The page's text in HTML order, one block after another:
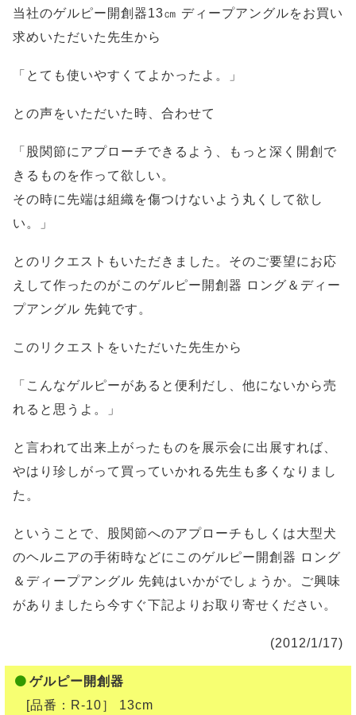
当社のゲルピー開創器13㎝ ディープアングルをお買い
求めいただいた先生から
「とても使いやすくてよかったよ。」
との声をいただいた時、合わせて
「股関節にアプローチできるよう、もっと深く開創で
きるものを作って欲しい。
その時に先端は組織を傷つけないよう丸くして欲し
い。」
とのリクエストもいただきました。そのご要望にお応
えして作ったのがこのゲルピー開創器 ロング＆ディー
プアングル 先鈍です。
このリクエストをいただいた先生から
「こんなゲルピーがあると便利だし、他にないから売
れると思うよ。」
と言われて出来上がったものを展示会に出展すれば、
やはり珍しがって買っていかれる先生も多くなりまし
た。
ということで、股関節へのアプローチもしくは大型犬
のヘルニアの手術時などにこのゲルピー開創器 ロング
＆ディープアングル 先鈍はいかがでしょうか。ご興味
がありましたら今すぐ下記よりお取り寄せください。
(2012/1/17)
ゲルピー開創器
[品番：R-10］ 13cm